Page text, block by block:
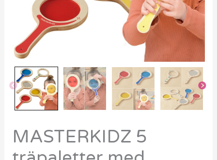
MASTERKIDZ 5